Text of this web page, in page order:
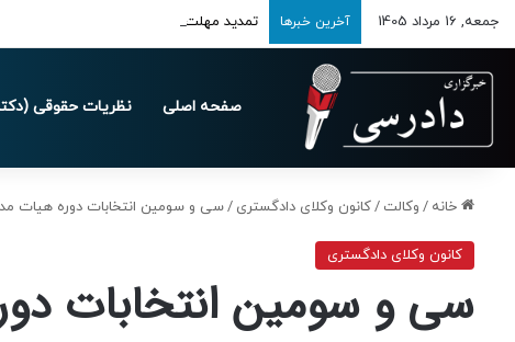
جمعه, 16 مرداد 1405 آخرین خبرها تمدید مهلت ارسال اظهارنامه‌های مالیاتی تا
صفحه اصلی نظریات حقوقی
خانه / وکالت /کانون وکلای دادگستری /سی و سومین انتخابات دوره هیات
کانون وکلای دادگستری
سی و سومین انتخابات